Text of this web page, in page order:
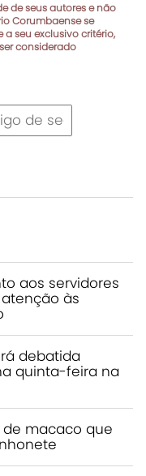
de seus autores e não
Corumbaense se
a seu exclusivo critério,
considerado
aos servidores
às
debatida
quinta-feira na
macaco que